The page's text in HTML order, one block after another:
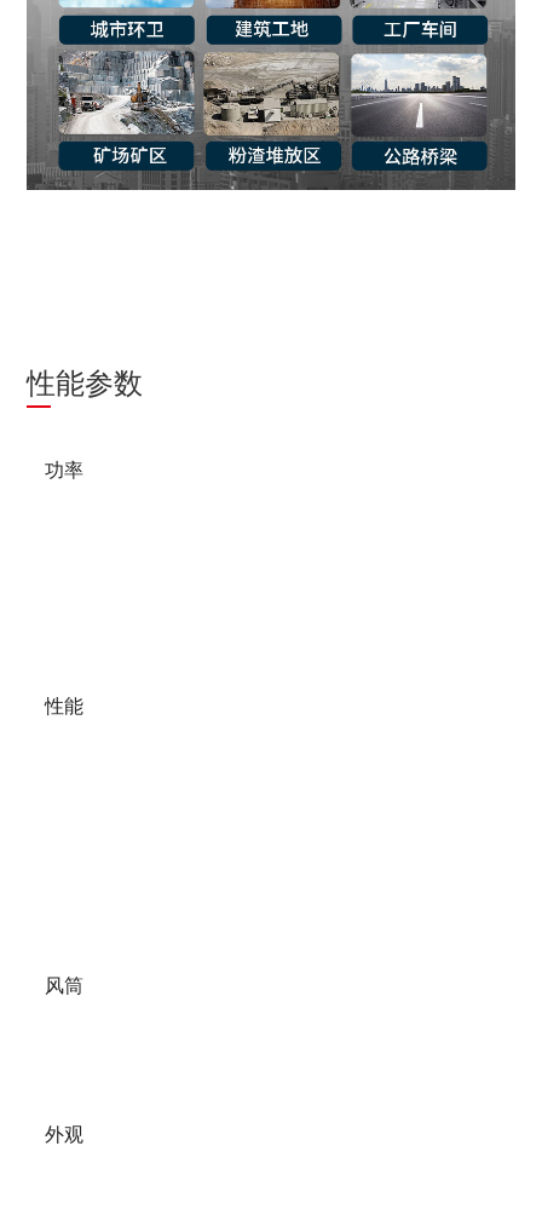
性能参数
功率
性能
风筒
外观